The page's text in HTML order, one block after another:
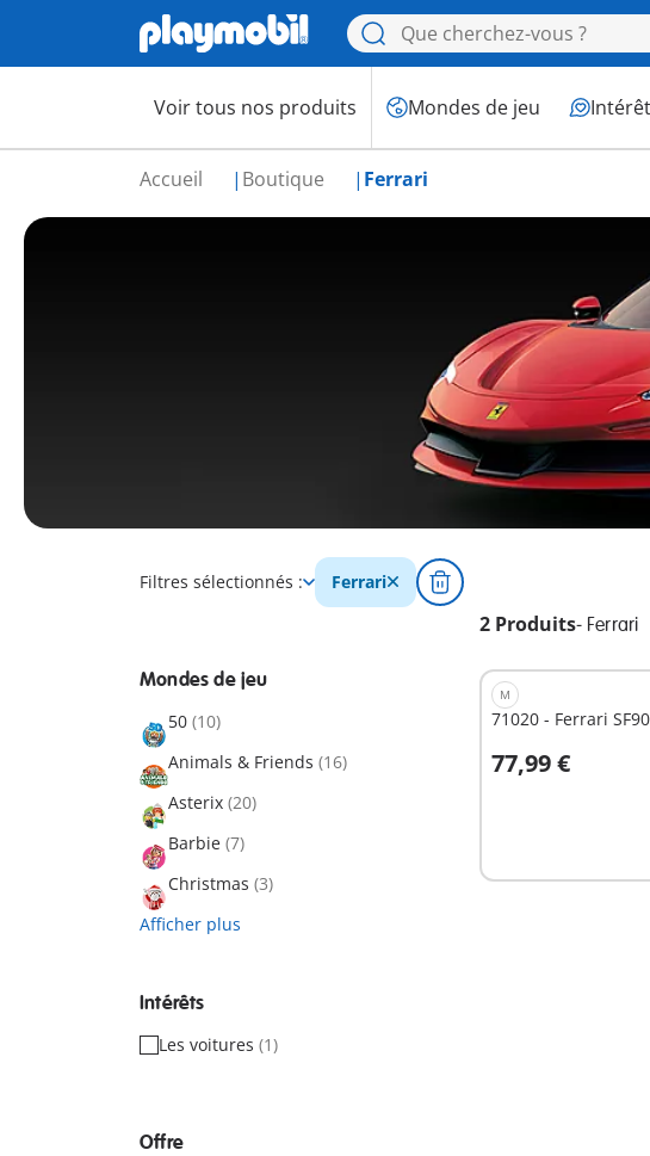
Voir tous nos produits Mondes de jeu
Accueil Boutique Ferrari
Filtres sélectionnés : Ferrari
2 Produits- Ferrari
Mondes de jeu
50 (10)
Animals & Friends (16)
Asterix (20)
Barbie (7)
Christmas (3)
Afficher plus
Intérêts
Les voitures (1)
Offre
M
71020 - Ferrari
77,99 €
Au panier